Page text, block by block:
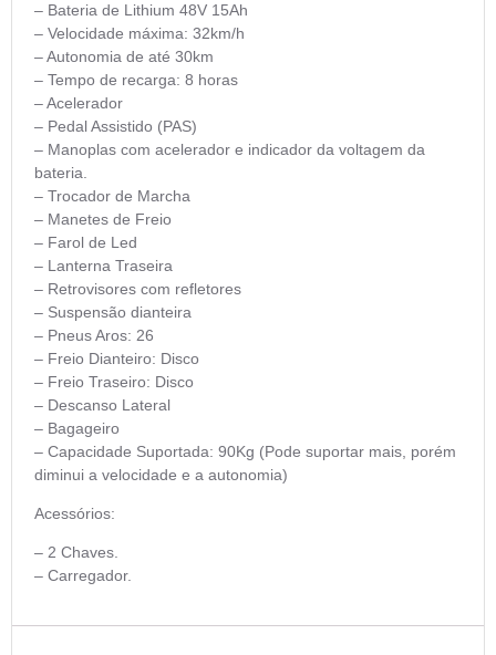
– Bateria de Lithium 48V 15Ah
– Velocidade máxima: 32km/h
– Autonomia de até 30km
– Tempo de recarga: 8 horas
– Acelerador
– Pedal Assistido (PAS)
– Manoplas com acelerador e indicador da voltagem da
bateria.
– Trocador de Marcha
– Manetes de Freio
– Farol de Led
– Lanterna Traseira
– Retrovisores com refletores
– Suspensão dianteira
– Pneus Aros: 26
– Freio Dianteiro: Disco
– Freio Traseiro: Disco
– Descanso Lateral
– Bagageiro
– Capacidade Suportada: 90Kg (Pode suportar mais, porém
diminui a velocidade e a autonomia)
Acessórios:
– 2 Chaves.
– Carregador.